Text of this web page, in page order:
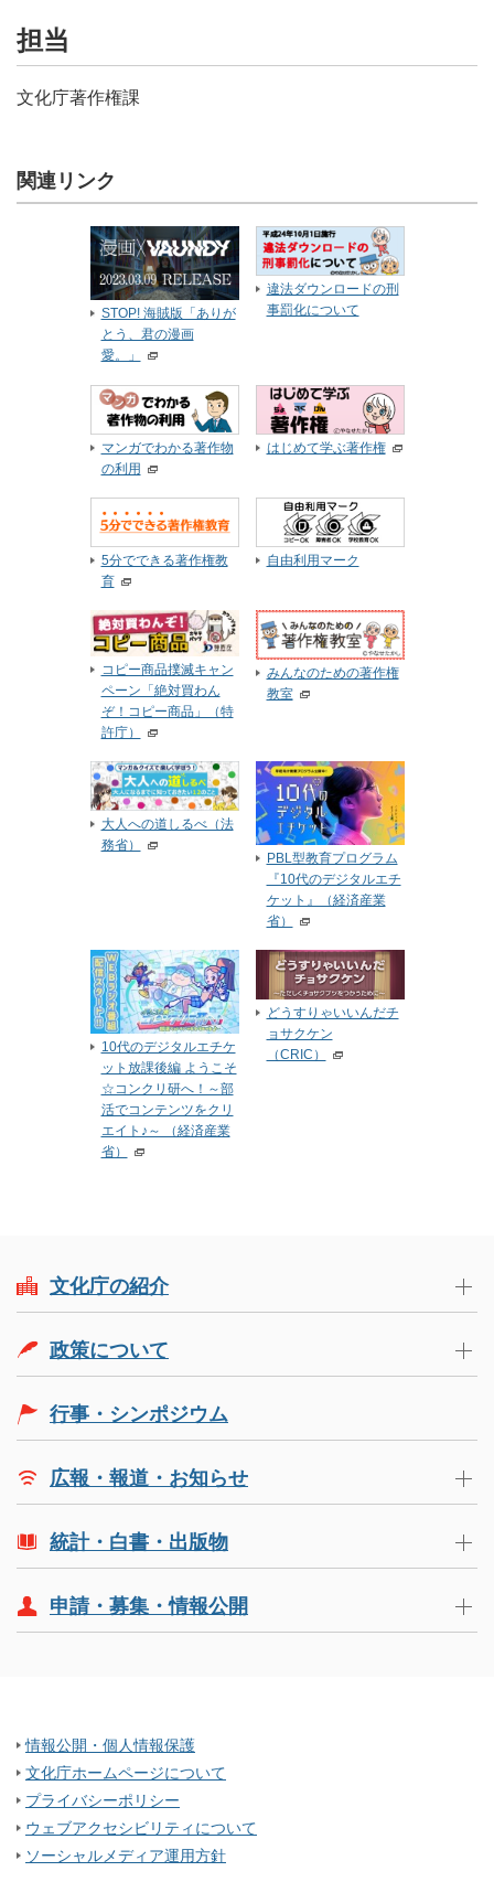
担当
文化庁著作権課
関連リンク
STOP! 海賊版「ありが
とう、君の漫画
愛。」
違法ダウンロードの刑
事罰化について
マンガでわかる著作物
の利用
はじめて学ぶ著作権
5分でできる著作権教
育
自由利用マーク
コピー商品撲滅キャン
ペーン「絶対買わん
ぞ！コピー商品」（特
許庁）
みんなのための著作権
教室
大人への道しるべ（法
務省）
PBL型教育プログラム
『10代のデジタルエチ
ケット』（経済産業
省）
10代のデジタルエチケ
ット放課後編 ようこそ
☆コンクリ研へ！～部
活でコンテンツをクリ
エイト♪～ （経済産業
省）
どうすりゃいいんだチ
ョサクケン
（CRIC）
文化庁の紹介
政策について
行事・シンポジウム
広報・報道・お知らせ
統計・白書・出版物
申請・募集・情報公開
情報公開・個人情報保護
文化庁ホームページについて
プライバシーポリシー
ウェブアクセシビリティについて
ソーシャルメディア運用方針